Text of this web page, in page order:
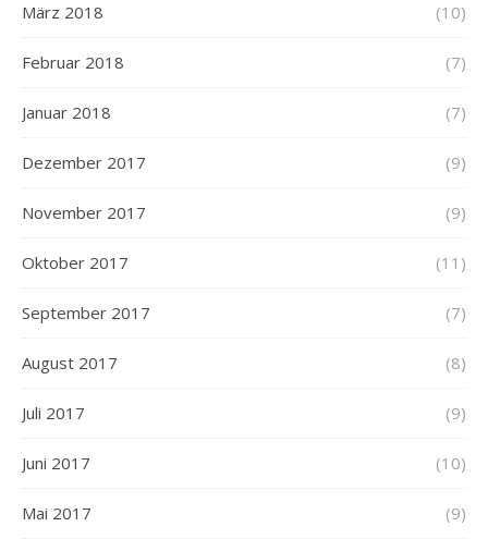
März 2018 (10)
Februar 2018 (7)
Januar 2018 (7)
Dezember 2017 (9)
November 2017 (9)
Oktober 2017 (11)
September 2017 (7)
August 2017 (8)
Juli 2017 (9)
Juni 2017 (10)
Mai 2017 (9)